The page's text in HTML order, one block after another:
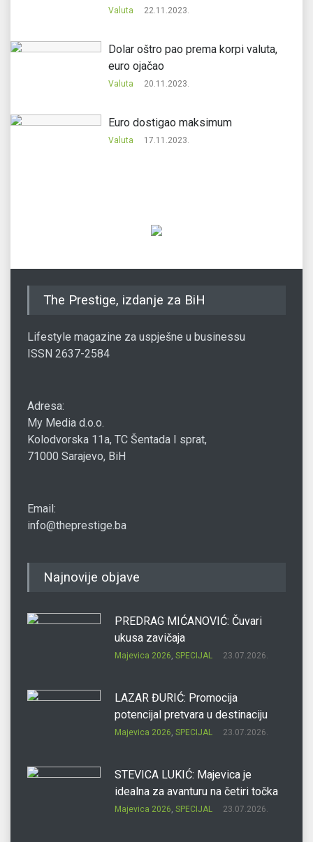
Valuta 22.11.2023.
Dolar oštro pao prema korpi valuta,
euro ojačao
Valuta 20.11.2023.
Еuro dostigao maksimum
Valuta 17.11.2023.
The Prestige, izdanje za BiH
Lifestyle magazine za uspješne u businessu
ISSN 2637-2584
Adresa:
My Media d.o.o.
Kolodvorska 11a, TC Šentada I sprat,
71000 Sarajevo, BiH
Email:
info@theprestige.ba
Najnovije objave
PREDRAG MIĆANOVIĆ: Čuvari
ukusa zavičaja
Majevica 2026 SPECIJAL 23.07.2026.
LAZAR ĐURIĆ: Promocija
potencijal pretvara u destinaciju
Majevica 2026 SPECIJAL 23.07.2026.
STEVICA LUKIĆ: Majevica je
idealna za avanturu na četiri točka
Majevica 2026 SPECIJAL 23.07.2026.